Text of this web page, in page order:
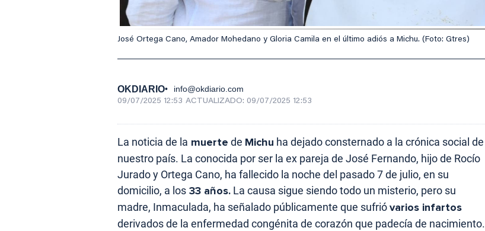
José Ortega Cano, Amador Mohedano y Gloria Camila en el último adiós a Michu. (Foto: Gtres)
OKDIARIO info@okdiario.com
09/07/2025 12:53 ACTUALIZADO: 09/07/2025 12:53
La noticia de la muerte de Michu ha dejado consternado a la crónica social de
nuestro país. La conocida por ser la ex pareja de José Fernando, hijo de Rocío
Jurado y Ortega Cano, ha fallecido la noche del pasado 7 de julio, en su
domicilio, a los 33 años. La causa sigue siendo todo un misterio, pero su
madre, Inmaculada, ha señalado públicamente que sufrióvarios infartos
derivados de la enfermedad congénita de corazón que padecía de nacimiento.